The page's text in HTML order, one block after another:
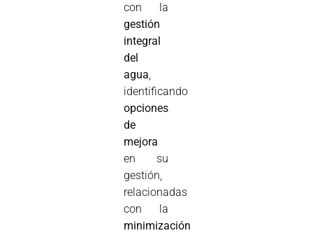
con la
gestión
integral
del
agua,
identificando
opciones
de
mejora
en su
gestión,
relacionadas
con la
minimización